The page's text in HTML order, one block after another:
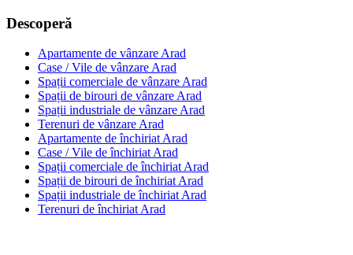
Descoperă
Apartamente de vânzare Arad
Case / Vile de vânzare Arad
Spații comerciale de vânzare Arad
Spații de birouri de vânzare Arad
Spații industriale de vânzare Arad
Terenuri de vânzare Arad
Apartamente de închiriat Arad
Case / Vile de închiriat Arad
Spații comerciale de închiriat Arad
Spații de birouri de închiriat Arad
Spații industriale de închiriat Arad
Terenuri de închiriat Arad